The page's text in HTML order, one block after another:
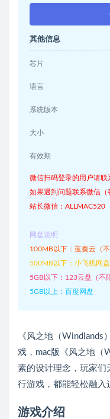
其他信息
芯片
语言
系统版本
大小
有效期
微信扫码登录的用户请联
如果遇到问题联系微信（
站长微信：ALLMAC520
网盘说明
100MB以下：蓝奏云（不
500MB以下：小飞机网盘
5GB以下：123云盘（不
5GB以上：百度网盘
《风之地（Windlands
戏，mac版《风之地（
素的设计理念，玩家们
行游戏，都能轻松融入
游戏介绍